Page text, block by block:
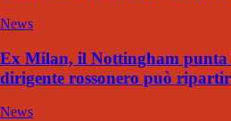
News
Ex Milan, il Nottingham punta
dirigente rossonero può
News